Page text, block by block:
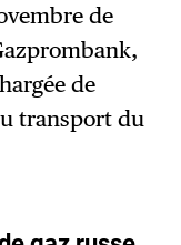
de
de
transport du